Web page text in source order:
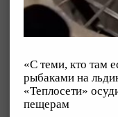
«С теми, кто там
рыбаками на
«Теплосети»
пещерам